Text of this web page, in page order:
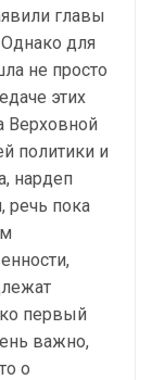
главы
для
не просто
этих
Верховной
политики и
нардеп
речь пока
первый
важно,
о